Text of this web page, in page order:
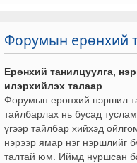
Форумын ерөнхий
Ерөнхий танилцуулга,
илэрхийлэх талаар
Форумын ерөнхий нэршил
тайлбарлах нь бусад
үгээр тайлбар хийхэд
нэрээр ямар нэг нэршлийг
талтай юм. Иймд нуршсан